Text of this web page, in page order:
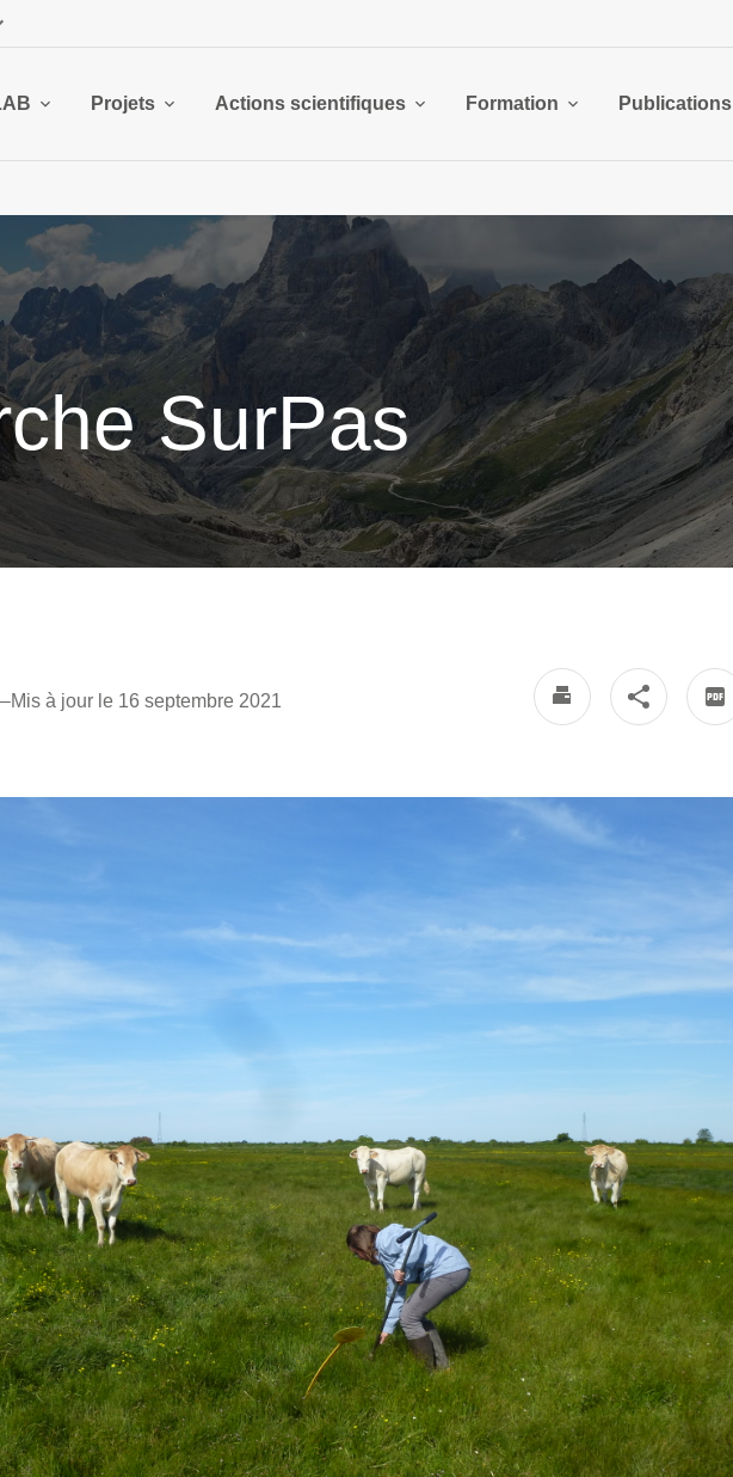
Projets Actions scientifiques Formation Publications
SurPas
–Mis à jour le 16 septembre 2021